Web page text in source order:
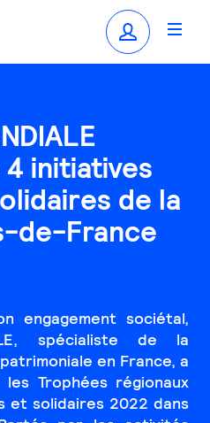
initiatives
de la
de-France
engagement sociétal,
spécialiste de la
en France, a
Trophées régionaux
et solidaires 2022 dans